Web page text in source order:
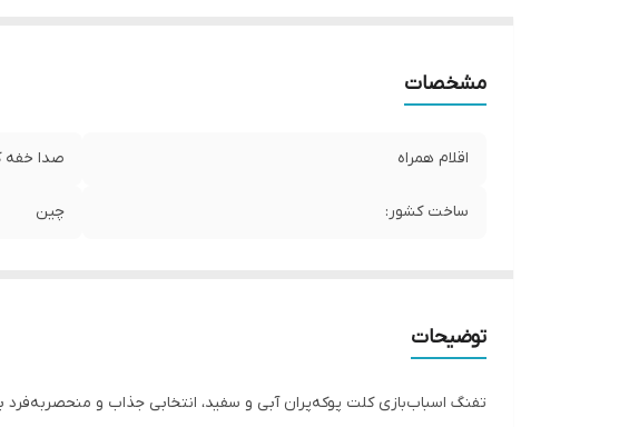
مشخصات
اقلام همراه صدا خفه
ساخت کشور: چین
توضیحات
تفنگ اسباب‌بازی کلت پوکه‌پران آبی و سفید، انتخابی جذاب و